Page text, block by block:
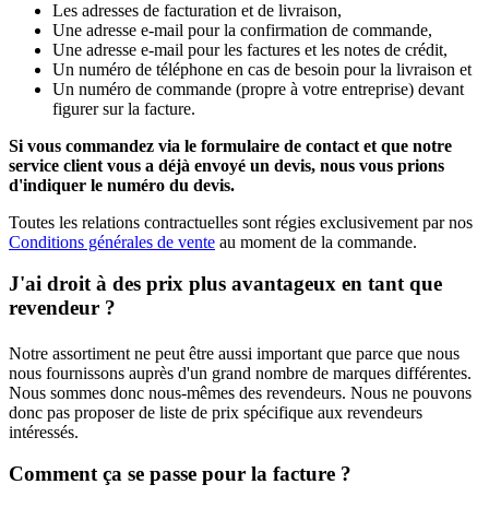
Les adresses de facturation et de livraison,
Une adresse e-mail pour la confirmation de commande,
Une adresse e-mail pour les factures et les notes de crédit,
Un numéro de téléphone en cas de besoin pour la livraison et
Un numéro de commande (propre à votre entreprise) devant
figurer sur la facture.
Si vous commandez via le formulaire de contact et que notre
service client vous a déjà envoyé un devis, nous vous prions
d'indiquer le numéro du devis.
Toutes les relations contractuelles sont régies exclusivement par nos
Conditions générales de vente au moment de la commande.
J'ai droit à des prix plus avantageux en tant que
revendeur ?
Notre assortiment ne peut être aussi important que parce que nous
nous fournissons auprès d'un grand nombre de marques différentes.
Nous sommes donc nous-mêmes des revendeurs. Nous ne pouvons
donc pas proposer de liste de prix spécifique aux revendeurs
intéressés.
Comment ça se passe pour la facture ?